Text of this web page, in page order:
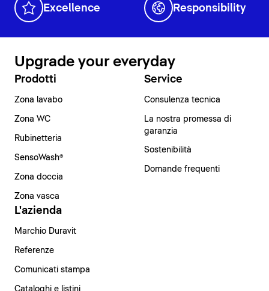
Excellence Responsibility
Upgrade your everyday
Prodotti
Zona lavabo
Zona WC
Rubinetteria
SensoWash®
Zona doccia
Zona vasca
Service
Consulenza tecnica
La nostra promessa di
garanzia
Sostenibilità
Domande frequenti
L'azienda
Marchio Duravit
Referenze
Comunicati stampa
Cataloghi e listini